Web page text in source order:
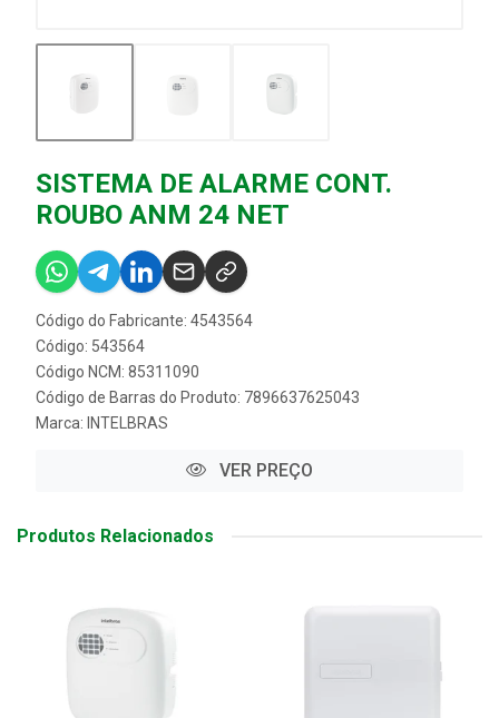
SISTEMA DE ALARME CONT.
ROUBO ANM 24 NET
Código do Fabricante: 4543564
Código: 543564
Código NCM: 85311090
Código de Barras do Produto: 7896637625043
Marca: INTELBRAS
VER PREÇO
Produtos Relacionados